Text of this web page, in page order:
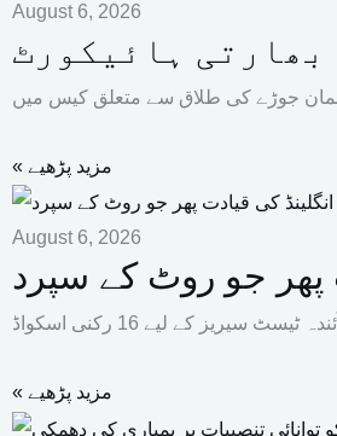
August 6, 2026
بھارتی ہائیکورٹ
« مزید پڑھیے
August 6, 2026
پھر جو روٹ کے سپرد
« مزید پڑھیے